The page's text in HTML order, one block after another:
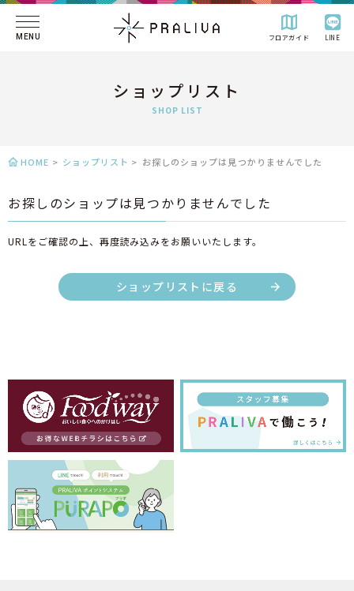
MENU フロアガイド LINE
ショップリスト
SHOP LIST
HOME > ショップリスト > お探しのショップは見つかりませんでした
お探しのショップは見つかりませんでした
URLをご確認の上、再度読み込みをお願いいたします。
ショップリストに戻る